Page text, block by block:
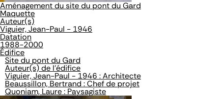
Aménagement du site du pont du Gard
Maquette
Auteur(s)
Viguier, Jean-Paul - 1946
Datation
1988-2000
Édifice
Site du pont du Gard
Auteur(s) de l'édifice
Viguier, Jean-Paul - 1946 : Architecte
Beaussillon, Bertrand : Chef de projet
Quoniam, Laure : Paysagiste